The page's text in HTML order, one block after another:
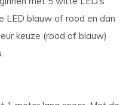
LED blauw of rood en dan
keuze (rood of blauw)